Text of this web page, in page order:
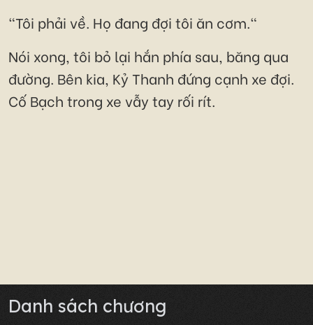
"Tôi phải về. Họ đang đợi tôi ăn cơm."
Nói xong, tôi bỏ lại hắn phía sau, băng qua
đường. Bên kia, Kỷ Thanh đứng cạnh xe đợi.
Cố Bạch trong xe vẫy tay rối rít.
Danh sách chương